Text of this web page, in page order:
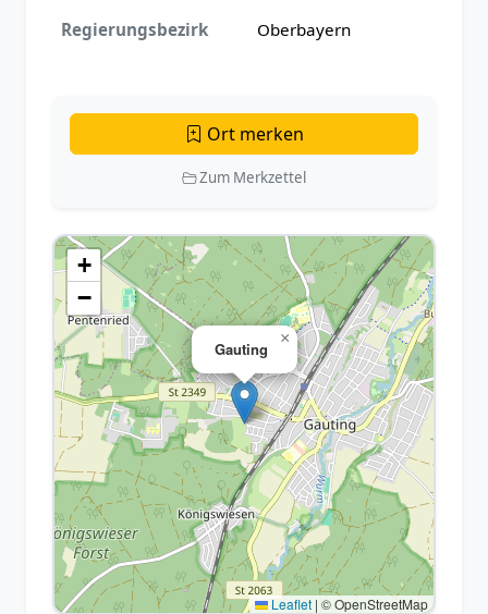
Regierungsbezirk Oberbayern
Ort merken
Zum Merkzettel
Gauting
×
+
−
Leaflet | © OpenStreetMap